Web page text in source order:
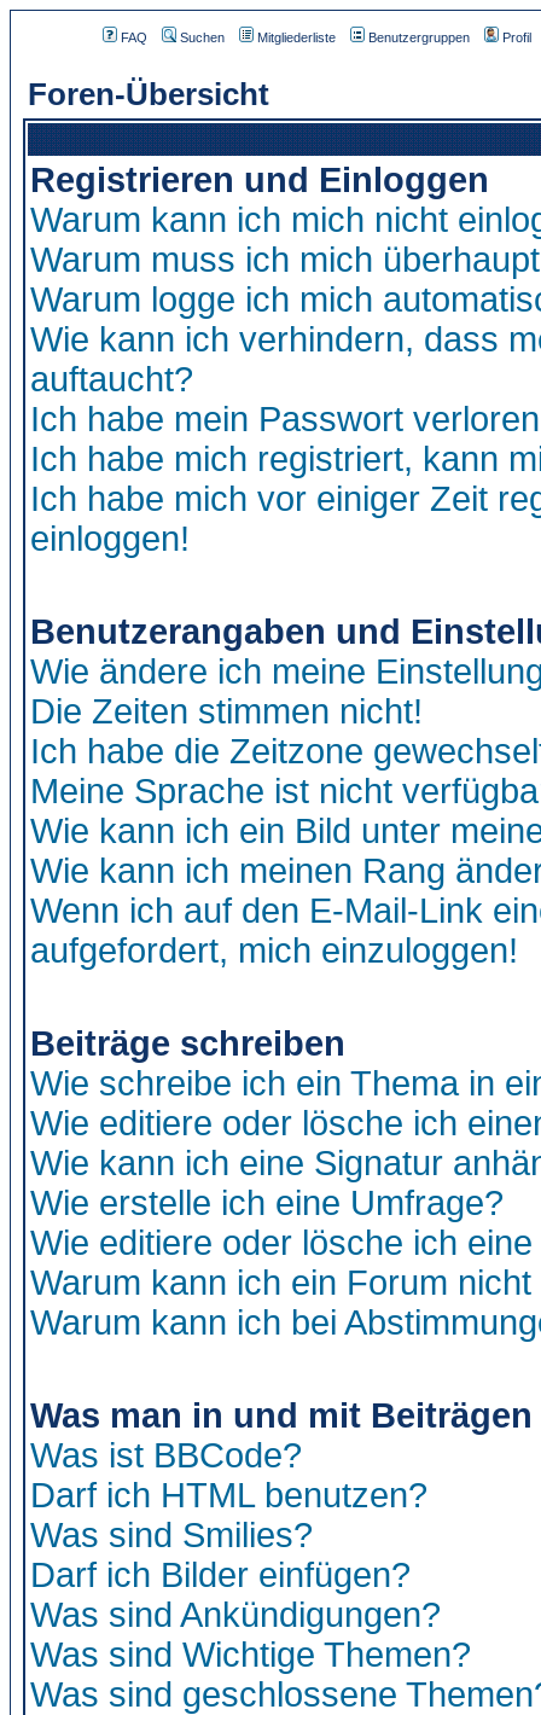
FAQ Suchen Mitgliederliste Benutzergruppen Profil
Foren-Übersicht
Registrieren und Einloggen
Warum kann ich mich nicht
Warum muss ich mich
Warum logge ich mich
Wie kann ich verhindern, dass
auftaucht?
Ich habe mein Passwort
Ich habe mich registriert, kann
Ich habe mich vor einiger Zeit
einloggen!
Benutzerangaben und
Wie ändere ich meine
Die Zeiten stimmen nicht!
Ich habe die Zeitzone
Meine Sprache ist nicht
Wie kann ich ein Bild unter
Wie kann ich meinen Rang
Wenn ich auf den E-Mail-Link
aufgefordert, mich einzuloggen!
Beiträge schreiben
Wie schreibe ich ein Thema in
Wie editiere oder lösche ich
Wie kann ich eine Signatur
Wie erstelle ich eine Umfrage?
Wie editiere oder lösche ich
Warum kann ich ein Forum
Warum kann ich bei
Was man in und mit
Was ist BBCode?
Darf ich HTML benutzen?
Was sind Smilies?
Darf ich Bilder einfügen?
Was sind Ankündigungen?
Was sind Wichtige Themen?
Was sind geschlossene